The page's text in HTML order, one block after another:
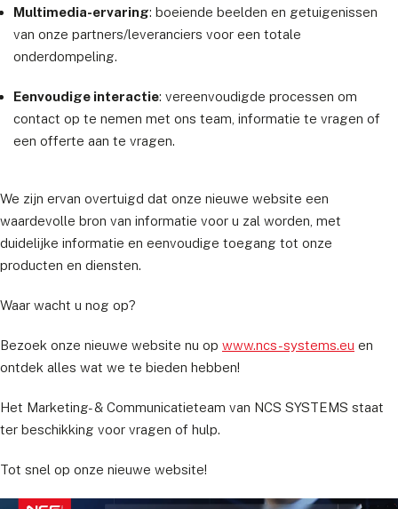
Multimedia-ervaring: boeiende beelden en getuigenissen
van onze partners/leveranciers voor een totale
onderdompeling.
Eenvoudige interactie: vereenvoudigde processen om
contact op te nemen met ons team, informatie te vragen of
een offerte aan te vragen.
We zijn ervan overtuigd dat onze nieuwe website een
waardevolle bron van informatie voor u zal worden, met
duidelijke informatie en eenvoudige toegang tot onze
producten en diensten.
Waar wacht u nog op?
Bezoek onze nieuwe website nu op www.ncs-systems.eu en
ontdek alles wat we te bieden hebben!
Het Marketing- & Communicatieteam van NCS SYSTEMS staat
ter beschikking voor vragen of hulp.
Tot snel op onze nieuwe website!